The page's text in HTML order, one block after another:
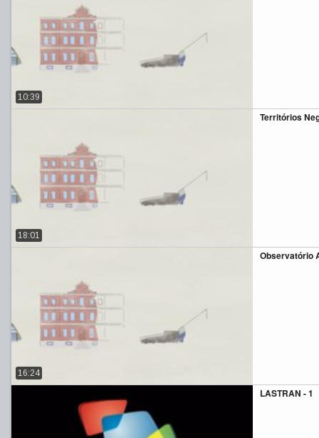
10:39
Territórios
18:01
Observatório
16:24
LASTRAN - 1